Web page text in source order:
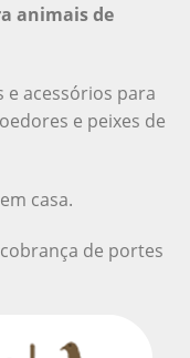
animais de
e acessórios para
e peixes de
casa.
de portes